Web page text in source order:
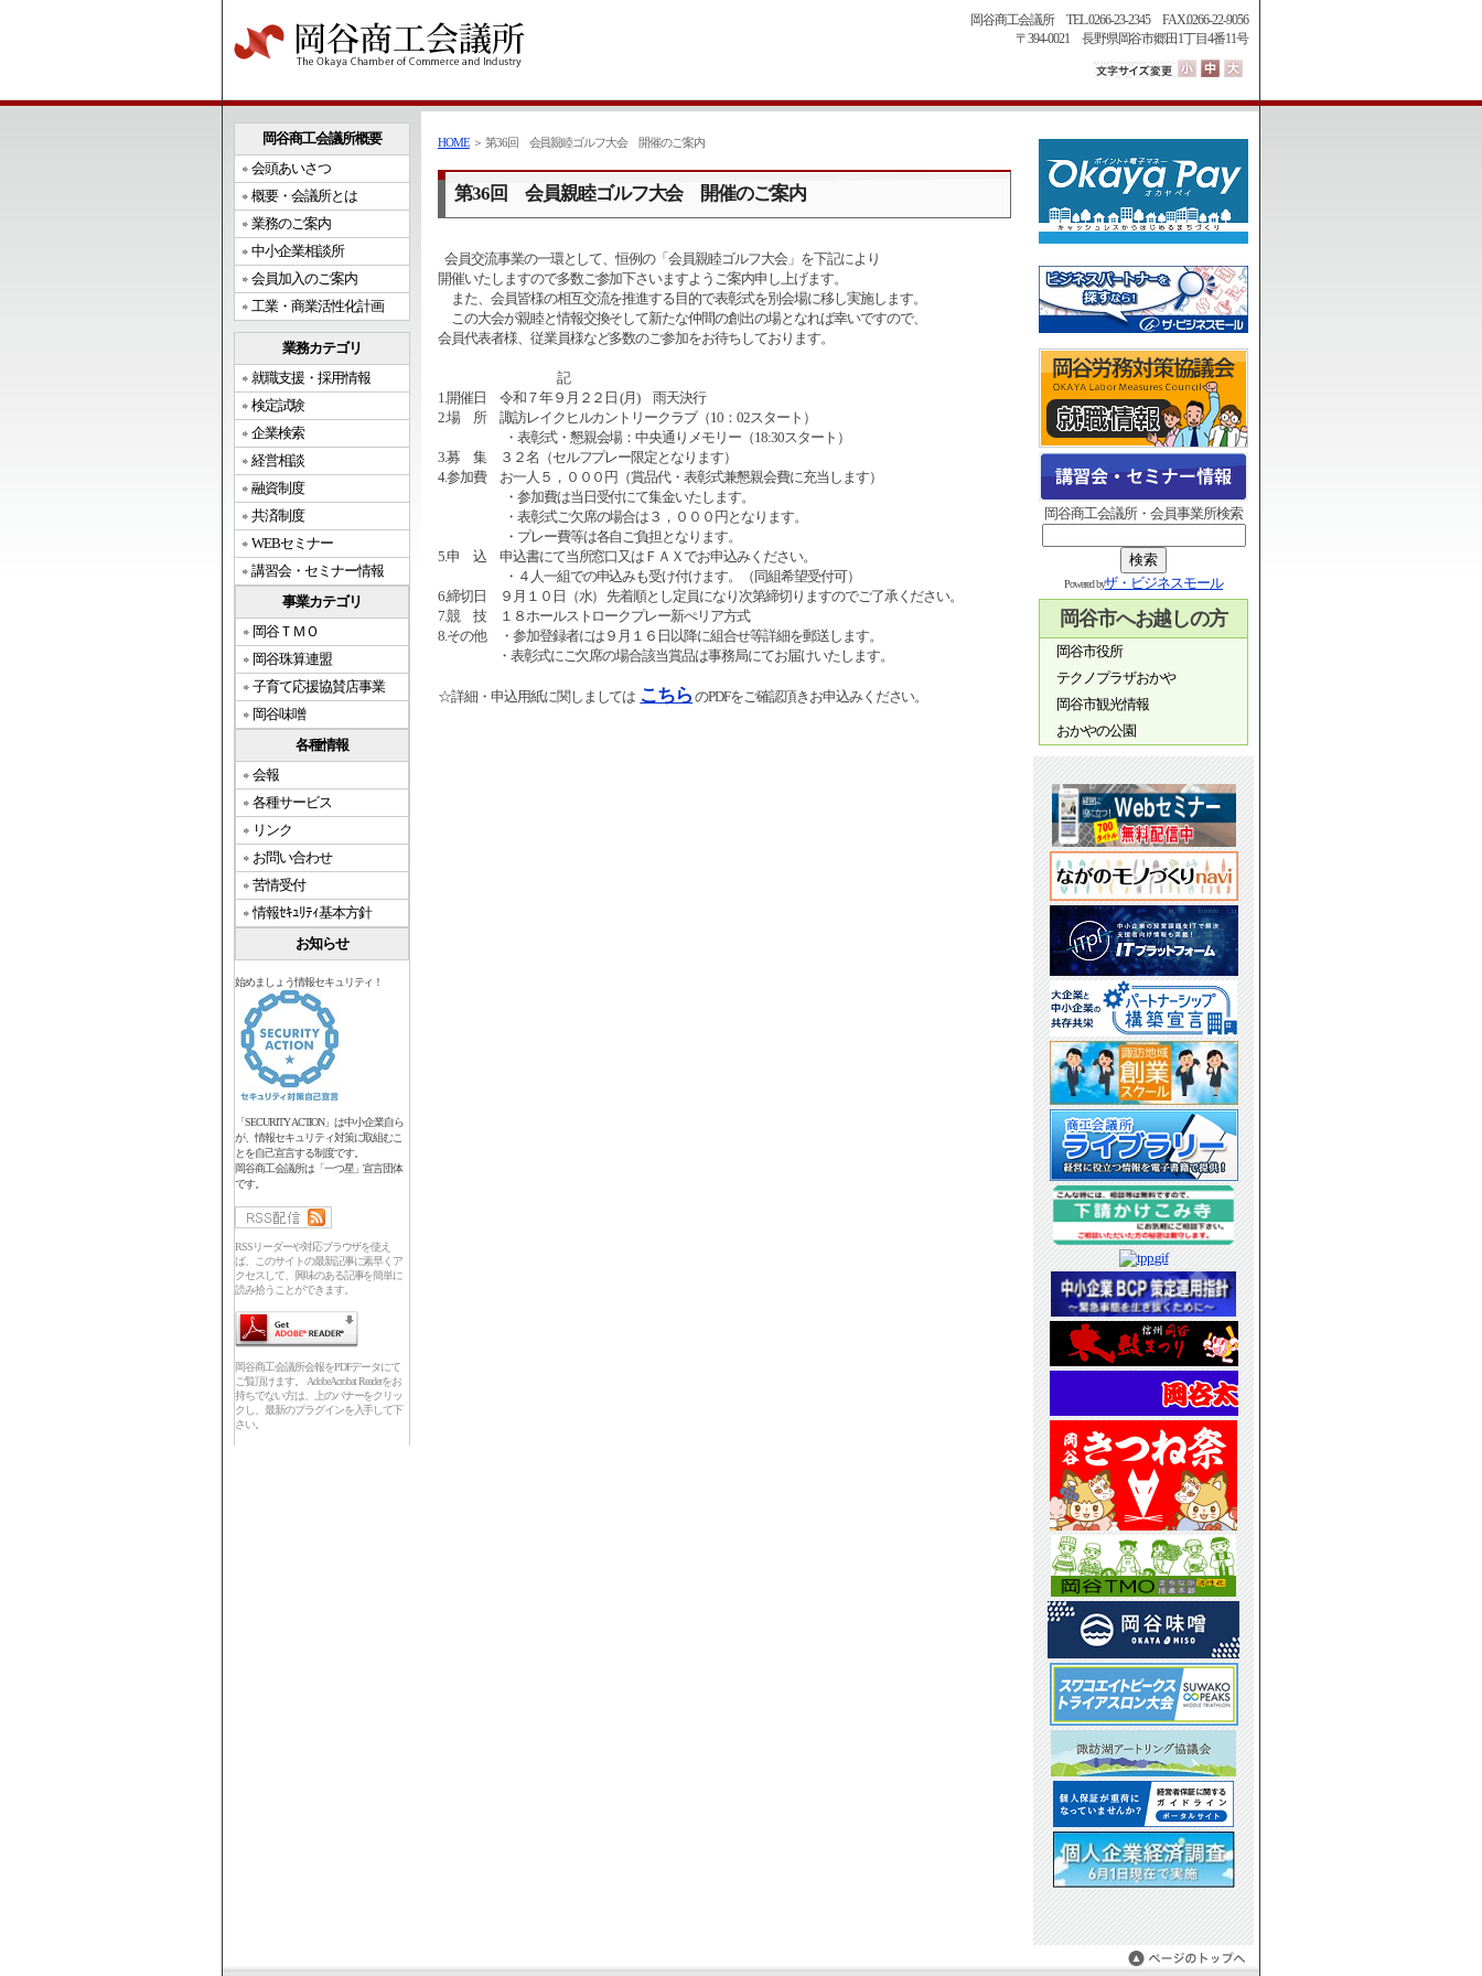
岡谷商工会議所 TEL.0266-23-2345 FAX.0266-22-9056
〒394-0021 長野県岡谷市郷田1丁目4番11号
HOME＞ 第36回 会員親睦ゴルフ大会 開催のご案内
第36回 会員親睦ゴルフ大会 開催のご案内
会員交流事業の一環として、恒例の「会員親睦ゴルフ大会」を下記により
開催いたしますので多数ご参加下さいますようご案内申し上げます。
また、会員皆様の相互交流を推進する目的で表彰式を別会場に移し実施します。
この大会が親睦と情報交換そして新たな仲間の創出の場となれば幸いですので、
会員代表者様、従業員様など多数のご参加をお待ちしております。
記
1.開催日 令和７年９月２２日 (月) 雨天決行
2.場 所 諏訪レイクヒルカントリークラブ（10：02スタート）
・表彰式・懇親会場：中央通りメモリー（18:30スタート）
3.募 集 ３２名（セルフプレー限定となります）
4.参加費 お一人５，０００円（賞品代・表彰式兼懇親会費に充当します）
・参加費は当日受付にて集金いたします。
・表彰式ご欠席の場合は３，０００円となります。
・プレー費等は各自ご負担となります。
5.申 込 申込書にて当所窓口又はＦＡＸでお申込みください。
・４人一組での申込みも受け付けます。（同組希望受付可）
6.締切日 ９月１０日（水） 先着順とし定員になり次第締切りますのでご了承ください。
7.競 技 １８ホールストロークプレー新ぺリア方式
8.その他 ・参加登録者には９月１６日以降に組合せ等詳細を郵送します。
・表彰式にご欠席の場合該当賞品は事務局にてお届けいたします。
☆詳細・申込用紙に関しましては こちら のPDFをご確認頂きお申込みください。
岡谷商工会議所・会員事業所検索
Powered byザ・ビジネスモール
岡谷市へお越しの方
岡谷市役所
テクノプラザおかや
岡谷市観光情報
おかやの公園
岡谷商工会議所概要
会頭あいさつ
概要・会議所とは
業務のご案内
中小企業相談所
会員加入のご案内
工業・商業活性化計画
業務カテゴリ
就職支援・採用情報
検定試験
企業検索
経営相談
融資制度
共済制度
WEBセミナー
講習会・セミナー情報
事業カテゴリ
岡谷ＴＭＯ
岡谷珠算連盟
子育て応援協賛店事業
岡谷味噌
各種情報
会報
各種サービス
リンク
お問い合わせ
苦情受付
情報ｾｷｭﾘﾃｨ基本方針
お知らせ
始めましょう情報セキュリティ！
「SECURITY ACTION」は中小企業自ら
が、情報セキュリティ対策に取組むこ
とを自己宣言する制度です。
岡谷商工会議所は「一つ星」宣言団体
です。
RSSリーダーや対応ブラウザを使え
ば、このサイトの最新記事に素早くア
クセスして、興味のある記事を簡単に
読み拾うことができます。
岡谷商工会議所会報をPDFデータにて
ご覧頂けます。 Adobe Acrobat Readerをお
持ちでない方は、上のバナーをクリッ
クし、最新のプラグインを入手して下
さい。